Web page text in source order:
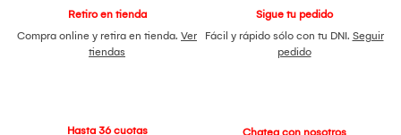
Retiro en tienda
Compra online y retira en tienda. Ver
tiendas
Sigue tu pedido
Fácil y rápido sólo con tu DNI. Seguir
pedido
Hasta 36 cuotas
Chatea con nosotros